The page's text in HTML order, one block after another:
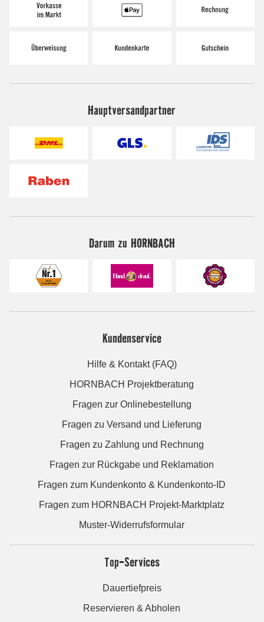
Hauptversandpartner
Darum zu HORNBACH
Kundenservice
Hilfe & Kontakt (FAQ)
HORNBACH Projektberatung
Fragen zur Onlinebestellung
Fragen zu Versand und Lieferung
Fragen zu Zahlung und Rechnung
Fragen zur Rückgabe und Reklamation
Fragen zum Kundenkonto & Kundenkonto-ID
Fragen zum HORNBACH Projekt-Marktplatz
Muster-Widerrufsformular
Top-Services
Dauertiefpreis
Reservieren & Abholen